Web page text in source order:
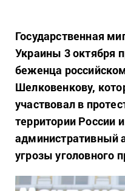
Государственная
Украины 3 октября
беженца
Шелковенкову,
участвовал в
территории России
административный
угрозы уголовного